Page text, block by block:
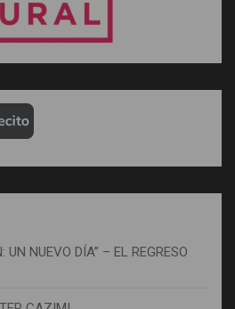
UN NUEVO DÍA” – EL REGRESO